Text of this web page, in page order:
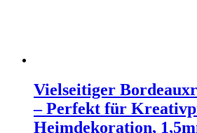
Vielseitiger
– Perfekt für
Heimdekoration,